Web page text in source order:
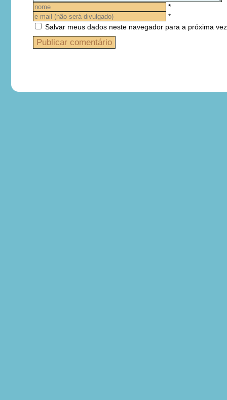
*
*
Salvar meus dados neste navegador para a próxima